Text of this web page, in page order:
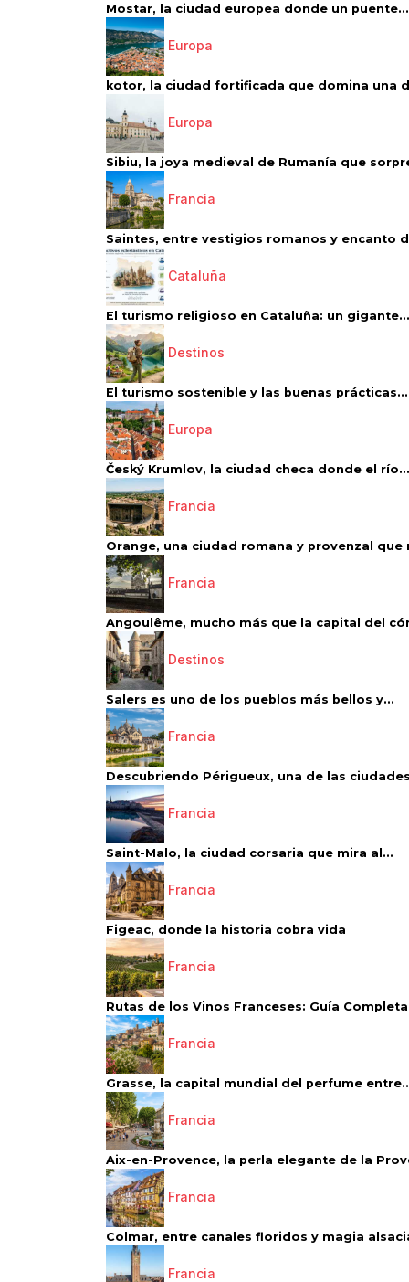
Mostar, la ciudad europea donde un puente...
Europa
kotor, la ciudad fortificada que domina una
Europa
Sibiu, la joya medieval de Rumanía que
Francia
Saintes, entre vestigios romanos y encanto
Cataluña
El turismo religioso en Cataluña: un gigante...
Destinos
El turismo sostenible y las buenas prácticas...
Europa
Český Krumlov, la ciudad checa donde el río...
Francia
Orange, una ciudad romana y provenzal que
Francia
Angoulême, mucho más que la capital del
Destinos
Salers es uno de los pueblos más bellos y...
Francia
Descubriendo Périgueux, una de las
Francia
Saint-Malo, la ciudad corsaria que mira al...
Francia
Figeac, donde la historia cobra vida
Francia
Rutas de los Vinos Franceses: Guía
Francia
Grasse, la capital mundial del perfume
Francia
Aix-en-Provence, la perla elegante de la
Francia
Colmar, entre canales floridos y magia
Francia